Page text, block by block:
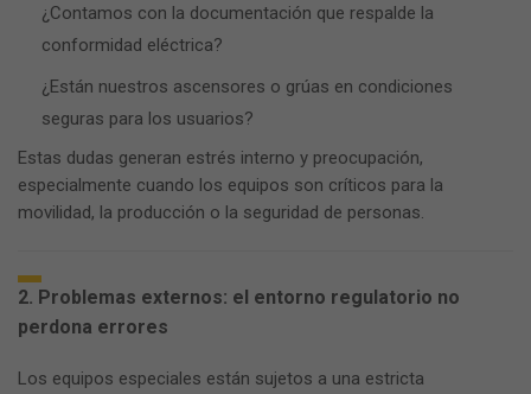
¿Contamos con la documentación que respalde la
conformidad eléctrica?
¿Están nuestros ascensores o grúas en condiciones
seguras para los usuarios?
Estas dudas generan estrés interno y preocupación,
especialmente cuando los equipos son críticos para la
movilidad, la producción o la seguridad de personas.
2. Problemas externos: el entorno regulatorio no
perdona errores
Los equipos especiales están sujetos a una estricta